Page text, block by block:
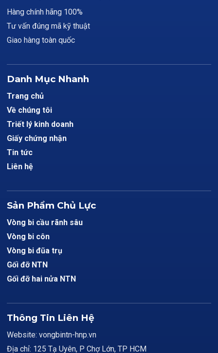
Hàng chính hãng 100%
Tư vấn đúng mã kỹ thuật
Giao hàng toàn quốc
Danh Mục Nhanh
Trang chủ
Về chúng tôi
Triết lý kinh doanh
Giấy chứng nhận
Tin tức
Liên hệ
Sản Phẩm Chủ Lực
Vòng bi cầu rãnh sâu
Vòng bi côn
Vòng bi đũa trụ
Gối đỡ NTN
Gối đỡ hai nửa NTN
Thông Tin Liên Hệ
Website: vongbintn-hnp.vn
Địa chỉ: 125 Tạ Uyên, P Chợ Lớn, TP HCM